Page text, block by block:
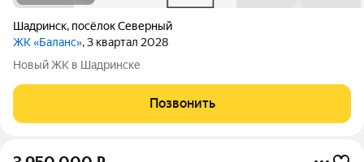
Шадринск, посёлок Северный
ЖК «Баланс», 3 квартал 2028
Новый ЖК в Шадринске
Позвонить